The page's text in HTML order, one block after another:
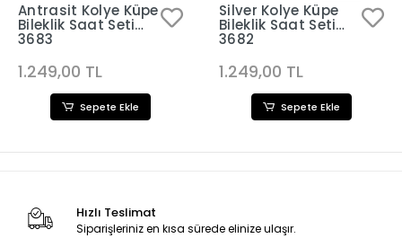
Antrasit Kolye Küpe
Bileklik Saat Seti
3683
1.249,00 TL
Sepete Ekle
Silver Kolye Küpe
Bileklik Saat Seti
3682
1.249,00 TL
Sepete Ekle
Hızlı Teslimat
Siparişleriniz en kısa sürede elinize ulaşır.